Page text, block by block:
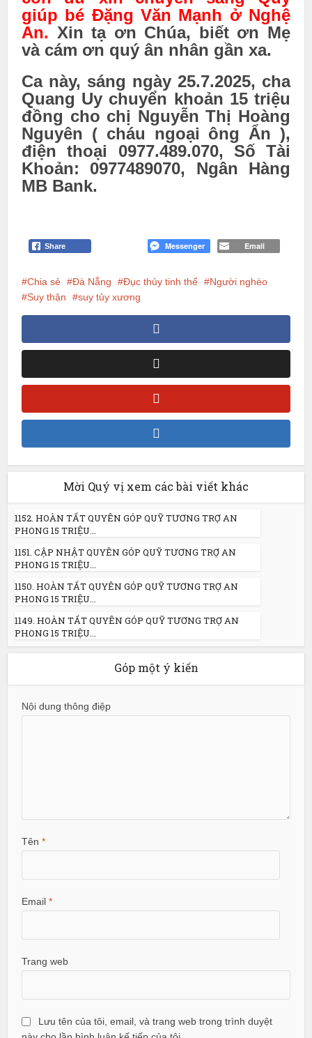
giúp bé Đặng Văn Mạnh ở Nghệ
An. Xin tạ ơn Chúa, biết ơn Mẹ
và cám ơn qu‎ý ân nhân gần xa.
Ca này, sáng ngày 25.7.2025, cha
Quang Uy chuyển khoản 15 triệu
đồng cho chị Nguyễn Thị Hoàng
Nguyên ( cháu ngoại ông Ẩn ),
điện thoại 0977.489.070, Số Tài
Khoản: 0977489070, Ngân Hàng
MB Bank.
Share Messenger Email
Chia sẻ Đà Nẵng Đục thủy tinh thể
Người nghèo
Suy thận
suy tủy xương
Mời Quý vị xem các bài viết khác
1152. HOÀN TẤT QUYÊN GÓP QUỸ TƯƠNG TRỢ AN
PHONG 15 TRIỆU...
1151. CẬP NHẬT QUYÊN GÓP QUỸ TƯƠNG TRỢ AN
PHONG 15 TRIỆU...
1150. HOÀN TẤT QUYÊN GÓP QUỸ TƯƠNG TRỢ AN
PHONG 15 TRIỆU...
1149. HOÀN TẤT QUYÊN GÓP QUỸ TƯƠNG TRỢ AN
PHONG 15 TRIỆU...
Góp một ý kiến
Nội dung thông điệp
Tên*
Email*
Trang web
Lưu tên của tôi, email, và trang web trong trình duyệt